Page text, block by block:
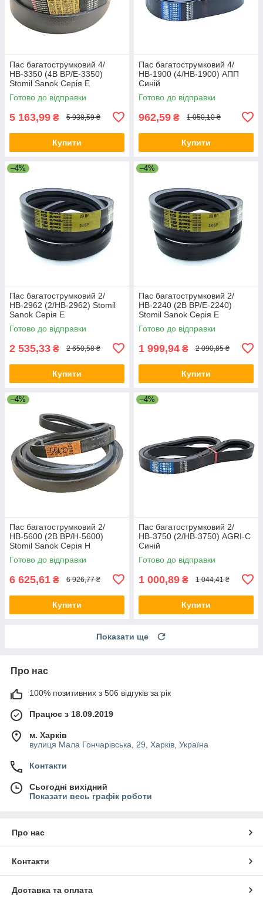
Пас багатострумковий 4/
НВ-3350 (4B BP/E-3350)
Stomil Sanok Серія E
Готово до відправки
5 163,99 ₴ 5 938,59 ₴
Купити
Пас багатострумковий 4/
НВ-1900 (4/HB-1900) АПП
Синій
Готово до відправки
962,59 ₴ 1 050,10 ₴
Купити
–4%
Пас багатострумковий 2/
НВ-2962 (2/HB-2962) Stomil
Sanok Серія E
Готово до відправки
2 535,33 ₴ 2 650,58 ₴
Купити
–4%
Пас багатострумковий 2/
НВ-2240 (2B BP/E-2240)
Stomil Sanok Серія E
Готово до відправки
1 999,94 ₴ 2 090,85 ₴
Купити
–4%
Пас багатострумковий 2/
НВ-5600 (2B BP/H-5600)
Stomil Sanok Серія H
Готово до відправки
6 625,61 ₴ 6 926,77 ₴
Купити
–4%
Пас багатострумковий 2/
НВ-3750 (2/HB-3750) AGRI-C
Синій
Готово до відправки
1 000,89 ₴ 1 044,41 ₴
Купити
Показати ще
Про нас
100% позитивних з 506 відгуків за рік
Працює з 18.09.2019
м. Харків
вулиця Мала Гончарівська, 29, Харків, Україна
Контакти
Сьогодні вихідний
Показати весь графік роботи
Про нас
Контакти
Доставка та оплата